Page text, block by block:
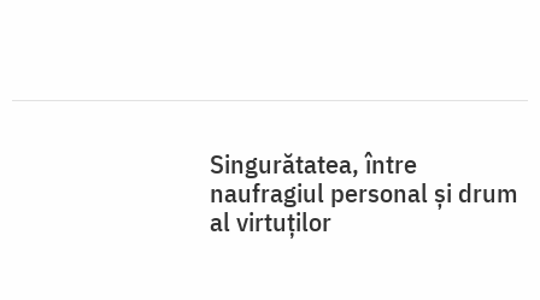
Singurătatea, între
naufragiul personal și drum
al virtuților